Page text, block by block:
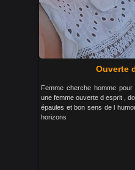
Ouverte
Femme cherche homme
une femme ouverte d esprit ,
épaules et bon sens de l
horizons